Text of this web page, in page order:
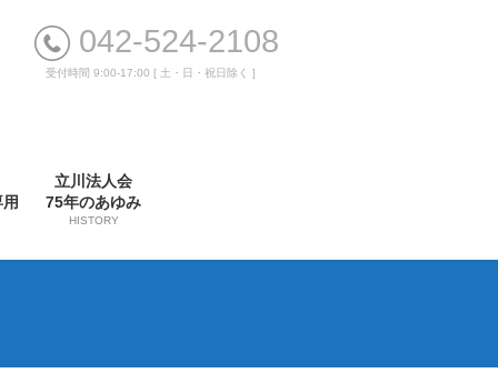
042-524-2108
受付時間 9:00-17:00 [ 土・日・祝日除く ]
立川法人会
75年のあゆみ
HISTORY